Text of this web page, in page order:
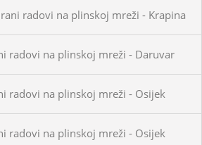
radovi na plinskoj mreži - Krapina
radovi na plinskoj mreži - Daruvar
radovi na plinskoj mreži - Osijek
radovi na plinskoj mreži - Osijek